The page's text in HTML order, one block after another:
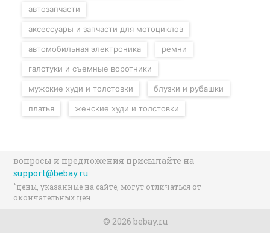
автозапчасти
аксессуары и запчасти для мотоциклов
автомобильная электроника ремни
галстуки и съемные воротники
мужские худи и толстовки блузки и рубашки
платья женские худи и толстовки
вопросы и предложения присылайте на
support@bebay.ru
*цены, указанные на сайте, могут отличаться от
окончательных цен.
© 2026 bebay.ru